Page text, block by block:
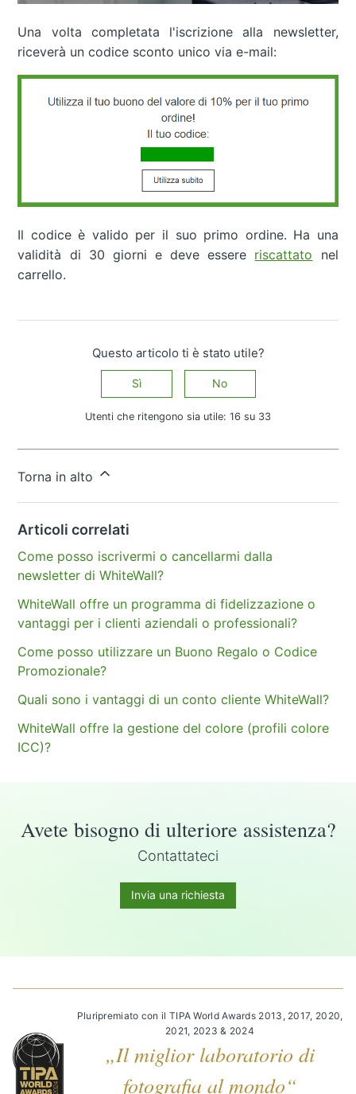
Una volta completata l'iscrizione alla newsletter,
riceverà un codice sconto unico via e-mail:
Il codice è valido per il suo primo ordine. Ha una
validità di 30 giorni e deve essere riscattato nel
carrello.
Questo articolo ti è stato utile?
Sì No
Utenti che ritengono sia utile: 16 su 33
Torna in alto
Articoli correlati
Come posso iscrivermi o cancellarmi dalla
newsletter di WhiteWall?
WhiteWall offre un programma di fidelizzazione o
vantaggi per i clienti aziendali o professionali?
Come posso utilizzare un Buono Regalo o Codice
Promozionale?
Quali sono i vantaggi di un conto cliente WhiteWall?
WhiteWall offre la gestione del colore (profili colore
ICC)?
Avete bisogno di ulteriore assistenza?
Contattateci
Invia una richiesta
Pluripremiato con il TIPA World Awards 2013, 2017, 2020,
2021, 2023 & 2024
„Il miglior laboratorio di
fotografia al mondo“